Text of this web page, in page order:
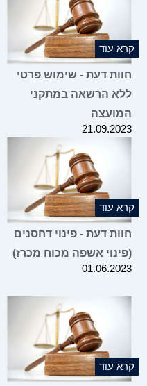
עוד
דעת - שימוש פרטי
הרשאה במתקני
עוד
דעת - פינוי דחסנים
אשפה מכוח מכרז)
עוד